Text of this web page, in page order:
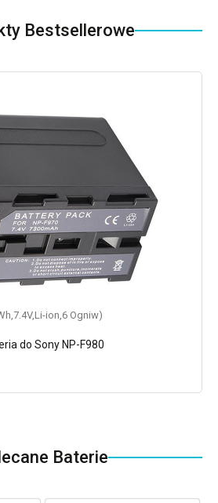
Bestsellerowe
ion,6 Ogniw)
do Sony NP-F980
Baterie